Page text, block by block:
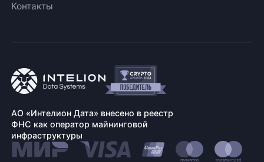
Контакты
АО «Интелион Дата» внесено в реестр
ФНС как оператор майнинговой
инфраструктуры